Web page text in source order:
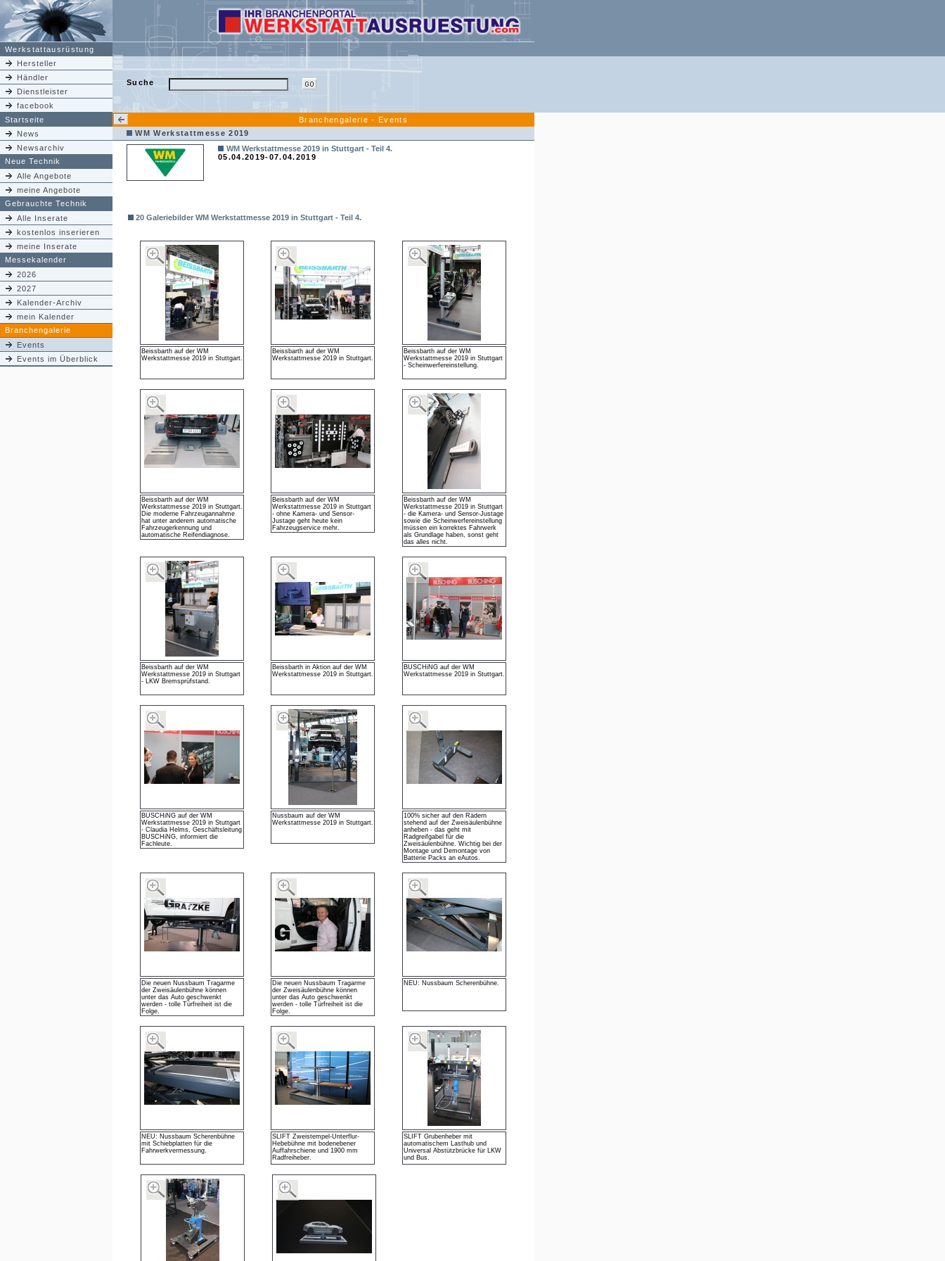
Werkstattausrüstung
Hersteller
Händler
Dienstleister
facebook
Suche
Startseite
Branchengalerie - Events
News
Newsarchiv
Neue Technik
Alle Angebote
meine Angebote
Gebrauchte Technik
Alle Inserate
kostenlos inserieren
meine Inserate
Messekalender
2026
2027
Kalender-Archiv
mein Kalender
Branchengalerie
Events
Events im Überblick
WM Werkstattmesse 2019
WM Werkstattmesse 2019 in Stuttgart - Teil 4.
05.04.2019-07.04.2019
20 Galeriebilder WM Werkstattmesse 2019 in Stuttgart - Teil 4.
Beissbarth auf der WM
Werkstattmesse 2019 in Stuttgart.
Beissbarth auf der WM
Werkstattmesse 2019 in Stuttgart.
Beissbarth auf der WM
Werkstattmesse 2019 in Stuttgart
- Scheinwerfereinstellung.
Beissbarth auf der WM
Werkstattmesse 2019 in Stuttgart.
Die moderne Fahrzeugannahme
hat unter anderem automatische
Fahrzeugerkennung und
automatische Reifendiagnose.
Beissbarth auf der WM
Werkstattmesse 2019 in Stuttgart
- ohne Kamera- und Sensor-
Justage geht heute kein
Fahrzeugservice mehr.
Beissbarth auf der WM
Werkstattmesse 2019 in Stuttgart
- die Kamera- und Sensor-Justage
sowie die Scheinwerfereinstellung
müssen ein korrektes Fahrwerk
als Grundlage haben, sonst geht
das alles nicht.
Beissbarth auf der WM
Werkstattmesse 2019 in Stuttgart
- LKW Bremsprüfstand.
Beissbarth in Aktion auf der WM
Werkstattmesse 2019 in Stuttgart.
BUSCHiNG auf der WM
Werkstattmesse 2019 in Stuttgart.
BUSCHiNG auf der WM
Werkstattmesse 2019 in Stuttgart
- Claudia Helms, Geschäftsleitung
BUSCHiNG, informiert die
Fachleute.
Nussbaum auf der WM
Werkstattmesse 2019 in Stuttgart.
100% sicher auf den Rädern
stehend auf der Zweisäulenbühne
anheben - das geht mit
Radgreifgabel für die
Zweisäulenbühne. Wichtig bei der
Montage und Demontage von
Batterie Packs an eAutos.
Die neuen Nussbaum Tragarme
der Zweisäulenbühne können
unter das Auto geschwenkt
werden - tolle Türfreiheit ist die
Folge.
Die neuen Nussbaum Tragarme
der Zweisäulenbühne können
unter das Auto geschwenkt
werden - tolle Türfreiheit ist die
Folge.
NEU: Nussbaum Scherenbühne.
NEU: Nussbaum Scherenbühne
mit Schiebplatten für die
Fahrwerkvermessung.
SLIFT Zweistempel-Unterflur-
Hebebühne mit bodenebener
Auffahrschiene und 1900 mm
Radfreiheber.
SLIFT Grubenheber mit
automatischem Lasthub und
Universal Abstützbrücke für LKW
und Bus.